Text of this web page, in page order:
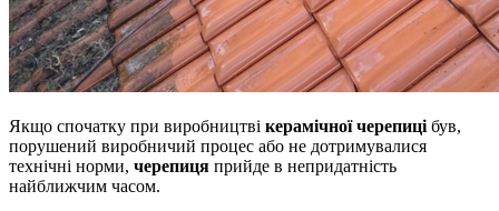
Якщо спочатку при виробництві керамічної черепиці був,
порушений виробничий процес або не дотримувалися
технічні норми, черепиця прийде в непридатність
найближчим часом.